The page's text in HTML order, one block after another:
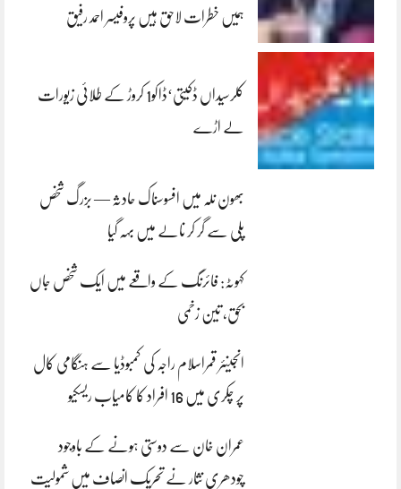
ہمیں خطرات لاحق ہیں پروفیسر احمد رفیق
کلرسیداں ڈکیتی‘ڈاکو1 کروڑ کے طلائی زیورات
لے اڑے
بھون نلہ میں افسوسناک حادثہ — بزرگ شخص
پلی سے گر کر نالے میں بہہ گیا
کہوٹہ: فائرنگ کے واقعے میں ایک شخص جاں
بحق، تین زخمی
انجینئر قمراسلام راجہ کی کمبوڈیا سے ہنگامی کال
پر چکری میں 16 افراد کا کامیاب ریسکیو
عمران خان سے دوستی ہونے کے باوجود
چودھری نثار نے تحریک انصاف میں شمولیت